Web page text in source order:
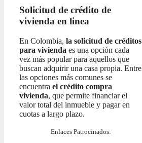
Solicitud de crédito de
vivienda en linea
En Colombia, la solicitud de créditos
para vivienda es una opción cada
vez más popular para aquellos que
buscan adquirir una casa propia. Entre
las opciones más comunes se
encuentra el crédito compra
vivienda, que permite financiar el
valor total del inmueble y pagar en
cuotas a largo plazo.
Enlaces Patrocinados: